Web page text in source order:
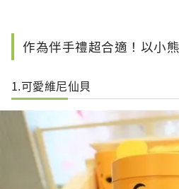
作為伴手禮超合適！以小
1.可愛維尼仙貝